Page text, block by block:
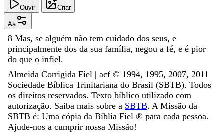
Ouvir Criar
Aa
8 Mas, se alguém não tem cuidado dos seus, e
principalmente dos da sua família, negou a fé, e é pior
do que o infiel.
Almeida Corrigida Fiel | acf ©️ 1994, 1995, 2007, 2011
Sociedade Bíblica Trinitariana do Brasil (SBTB). Todos
os direitos reservados. Texto bíblico utilizado com
autorização. Saiba mais sobre a SBTB. A Missão da
SBTB é: Uma cópia da Bíblia Fiel ®️ para cada pessoa.
Ajude-nos a cumprir nossa Missão!